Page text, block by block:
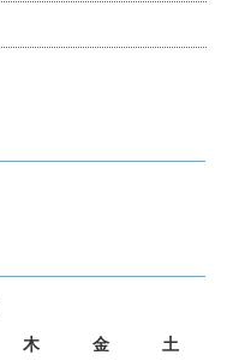
木 金
土